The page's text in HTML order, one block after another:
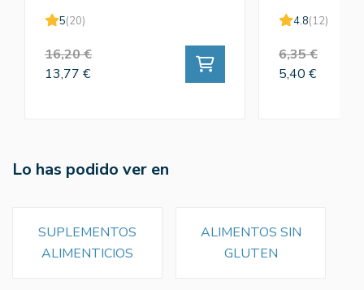
5(20)
16,20 €
13,77 €
4.8(12)
6,35 €
5,40 €
Lo has podido ver en
SUPLEMENTOS
ALIMENTICIOS
ALIMENTOS SIN
GLUTEN